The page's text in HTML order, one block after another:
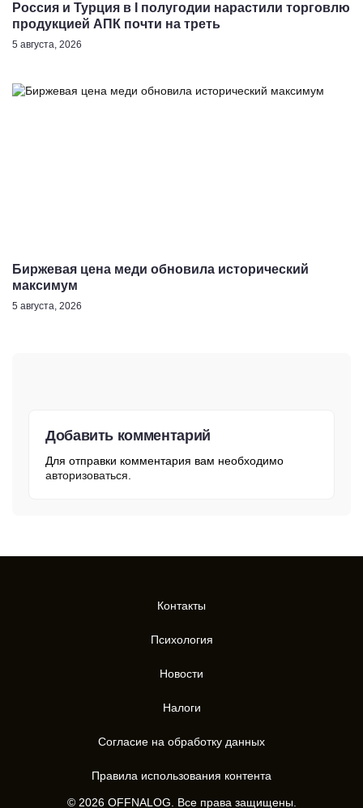
Россия и Турция в I полугодии нарастили торговлю
продукцией АПК почти на треть
5 августа, 2026
Биржевая цена меди обновила исторический
максимум
5 августа, 2026
Добавить комментарий
Для отправки комментария вам необходимо
авторизоваться.
Контакты
Психология
Новости
Налоги
Согласие на обработку данных
Правила использования контента
© 2026 OFFNALOG. Все права защищены.